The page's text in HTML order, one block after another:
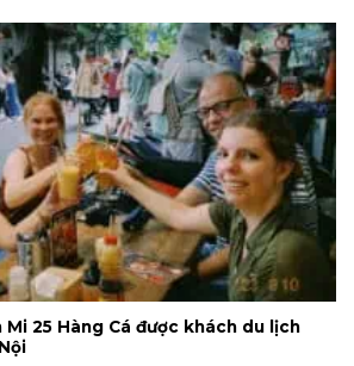
25 Hàng Cá được khách du lịch